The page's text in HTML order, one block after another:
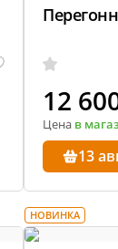
12
Цена в
13
НОВИНКА